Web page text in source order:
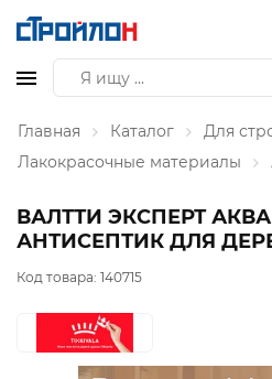
Главная Каталог
Для
Лакокрасочные материалы
ВАЛТТИ ЭКСПЕРТ АКВА
АНТИСЕПТИК ДЛЯ
Код товара: 140715